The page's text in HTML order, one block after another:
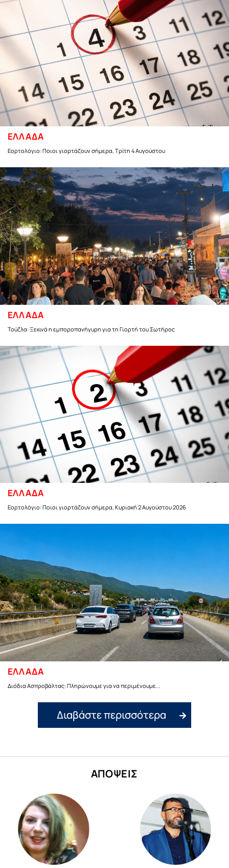
ΕΛΛΑΔΑ
Εορτολόγιο: Ποιοι γιορτάζουν σήμερα, Τρίτη 4 Αυγούστου
ΕΛΛΑΔΑ
Τούζλα: Ξεκινά η εμποροπανήγυρη για τη Γιορτή του Σωτήρος
ΕΛΛΑΔΑ
Εορτολόγιο: Ποιοι γιορτάζουν σήμερα, Κυριακή 2 Αυγούστου 2026
ΕΛΛΑΔΑ
Διόδια Ασπροβάλτας: Πληρώνουμε για να περιμένουμε...
Διαβάστε περισσότερα
ΑΠΟΨΕΙΣ